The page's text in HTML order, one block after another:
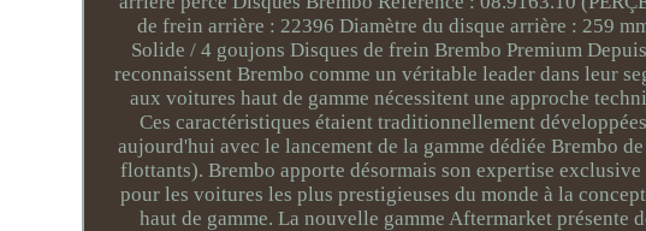
de frein arrière : 22396 Diamètre du disque arrière : 259
Solide / 4 goujons Disques de frein Brembo Premium
reconnaissent Brembo comme un véritable leader dans leur
aux voitures haut de gamme nécessitent une approche
Ces caractéristiques étaient traditionnellement
aujourd'hui avec le lancement de la gamme dédiée Brembo
flottants). Brembo apporte désormais son expertise
pour les voitures les plus prestigieuses du monde à la
haut de gamme. La nouvelle gamme Aftermarket présente